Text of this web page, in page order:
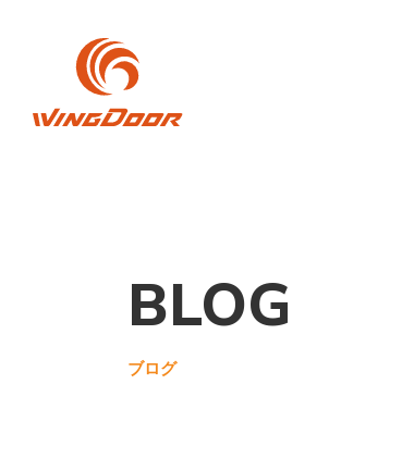
BLOG
ブログ